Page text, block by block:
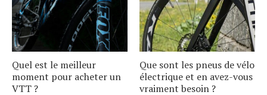
Quel est le meilleur
moment pour acheter un
VTT ?
Que sont les pneus de vélo
électrique et en avez-vous
vraiment besoin ?